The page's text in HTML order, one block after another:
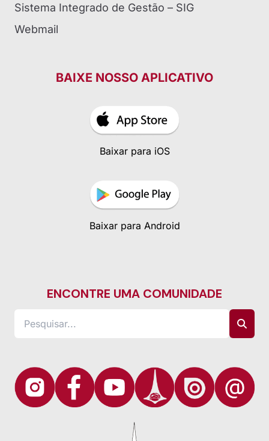
Sistema Integrado de Gestão – SIG
Webmail
BAIXE NOSSO APLICATIVO
Baixar para iOS
Baixar para Android
ENCONTRE UMA COMUNIDADE